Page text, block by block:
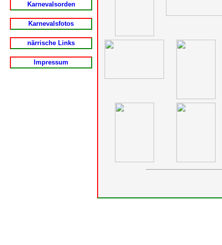
Karnevalsorden
Karnevalsfotos
närrische Links
Impressum